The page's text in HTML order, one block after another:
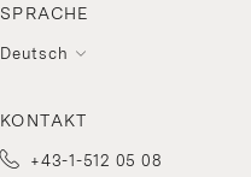
SPRACHE
Deutsch
KONTAKT
+43-1-512 05 08